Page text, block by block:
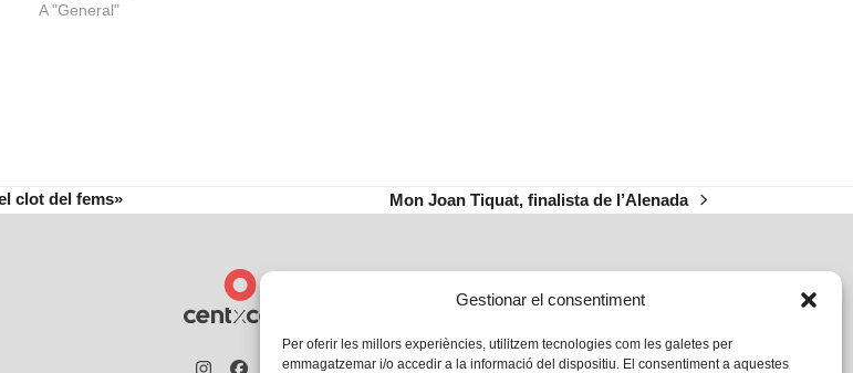
Gestionar el consentiment
Per oferir les millors experiències, utilitzem tecnologies com les galetes per
emmagatzemar i/o accedir a la informació del dispositiu. El consentiment a aquestes
A "General"
clot del fems»
next
Mon Joan Tiquat, finalista de l’Alenada